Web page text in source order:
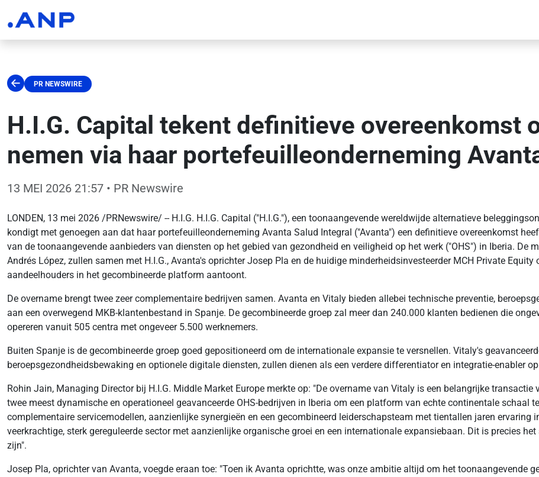
PR NEWSWIRE
H.I.G. Capital tekent definitieve overeenkomst
nemen via haar portefeuilleonderneming
13 MEI 2026 21:57 • PR Newswire
LONDEN, 13 mei 2026 /PRNewswire/ -- H.I.G. H.I.G. Capital ("H.I.G."), een toonaangevende wereldwijde alternatieve
kondigt met genoegen aan dat haar portefeuilleonderneming Avanta Salud Integral ("Avanta") een definitieve overeenkomst
van de toonaangevende aanbieders van diensten op het gebied van gezondheid en veiligheid op het werk ("OHS") in Iberia. De
Andrés López, zullen samen met H.I.G., Avanta's oprichter Josep Pla en de huidige minderheidsinvesteerder MCH Private
aandeelhouders in het gecombineerde platform aantoont.
De overname brengt twee zeer complementaire bedrijven samen. Avanta en Vitaly bieden allebei technische preventie,
aan een overwegend MKB-klantenbestand in Spanje. De gecombineerde groep zal meer dan 240.000 klanten bedienen die
opereren vanuit 505 centra met ongeveer 5.500 werknemers.
Buiten Spanje is de gecombineerde groep goed gepositioneerd om de internationale expansie te versnellen. Vitaly's
beroepsgezondheidsbewaking en optionele digitale diensten, zullen dienen als een verdere differentiator en integratie-enabler
Rohin Jain, Managing Director bij H.I.G. Middle Market Europe merkte op: "De overname van Vitaly is een belangrijke transactie
twee meest dynamische en operationeel geavanceerde OHS-bedrijven in Iberia om een platform van echte continentale schaal
complementaire servicemodellen, aanzienlijke synergieën en een gecombineerd leiderschapsteam met tientallen jaren ervaring
veerkrachtige, sterk gereguleerde sector met aanzienlijke organische groei en een internationale expansiebaan. Dit is precies
zijn".
Josep Pla, oprichter van Avanta, voegde eraan toe: "Toen ik Avanta oprichtte, was onze ambitie altijd om het toonaangevende